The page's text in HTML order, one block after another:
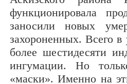
функционировала
заносили новых
захороненных. Всего
более шестидесяти
ингумации. Но
«маски». Именно на